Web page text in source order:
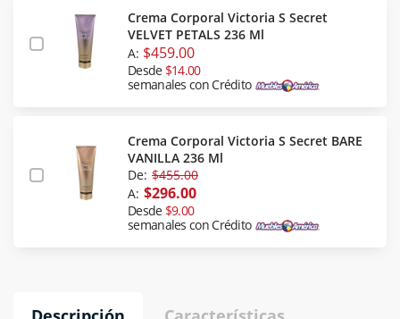
Crema Corporal Victoria S Secret
VELVET PETALS 236 Ml
A: $459.00
Desde $14.00
semanales con Crédito
Crema Corporal Victoria S Secret BARE
VANILLA 236 Ml
De: $455.00
A: $296.00
Desde $9.00
semanales con Crédito